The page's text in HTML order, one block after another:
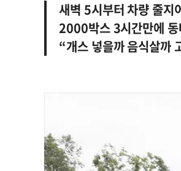
새벽 5시부터 차량 줄지
2000박스 3시간만에
“개스 넣을까 음식살까